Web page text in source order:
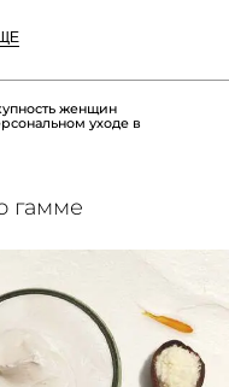
женщин
уходе в
гамме